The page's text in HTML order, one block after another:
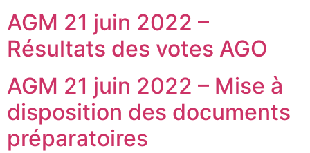
AGM 21 juin 2022 –
Résultats des votes AGO
AGM 21 juin 2022 – Mise à
disposition des documents
préparatoires